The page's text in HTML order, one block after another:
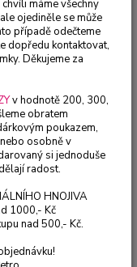
na prodejně
- cena na
máme všechny
ojediněle se může
případě odečteme
dopředu kontaktovat,
Děkujeme za
v hodnotě 200, 300,
obratem
poukazem,
osobně v
si jednoduše
radost.
HNOJIVA
1000,- Kč
nad 500,- Kč.